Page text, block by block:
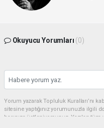
Okuyucu Yorumları (0)
Yorum yazarak Topluluk Kuralları’nı
sitesine yaptığınız yorumunuzla ilgili
başınıza üstleniyorsunuz. Yazılan